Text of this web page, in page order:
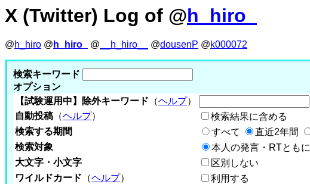
X (Twitter) Log of @h_hiro_
@h_hiro @ h_hiro_ @ __h_hiro__ @dousenP @k000072
検索キーワード
オプション
【試験運用中】除外キーワード （ヘルプ）
自動投稿 （ヘルプ）
検索結果に含める
検索する期間
すべて 直近2年間
検索対象
本人の発言・RTともに
大文字・小文字
区別しない
ワイルドカード （ヘルプ）
利用する